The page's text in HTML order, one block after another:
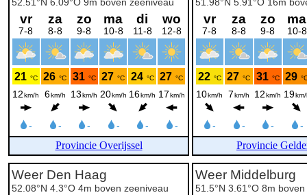
Provincie Overijssel Provincie